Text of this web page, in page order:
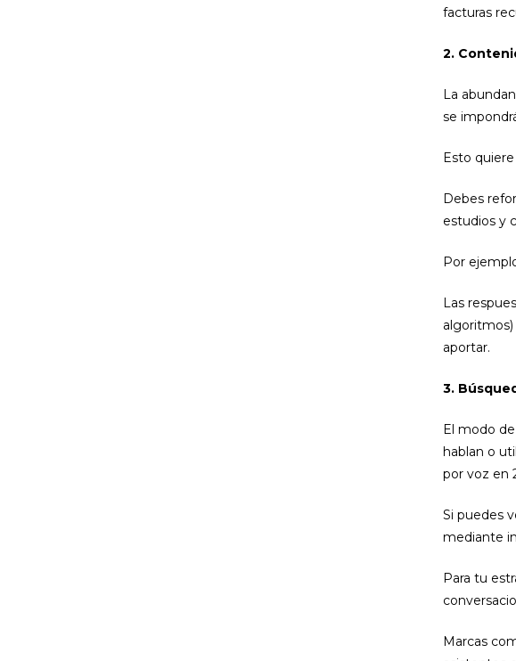
facturas
2.
La
se
Esto
Debes
estudios y
Por
Las
aportar.
3.
El modo
hablan o
por voz en
Si puedes
mediante
Para tu
Marcas